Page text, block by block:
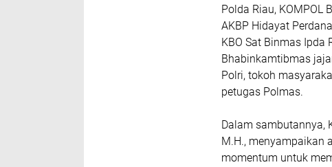
Polda Riau, KOMPOL
AKBP Hidayat
KBO Sat Binmas Ipda
Bhabinkamtibmas
Polri, tokoh
petugas Polmas.
Dalam sambutannya,
M.H., menyampaikan
momentum untuk